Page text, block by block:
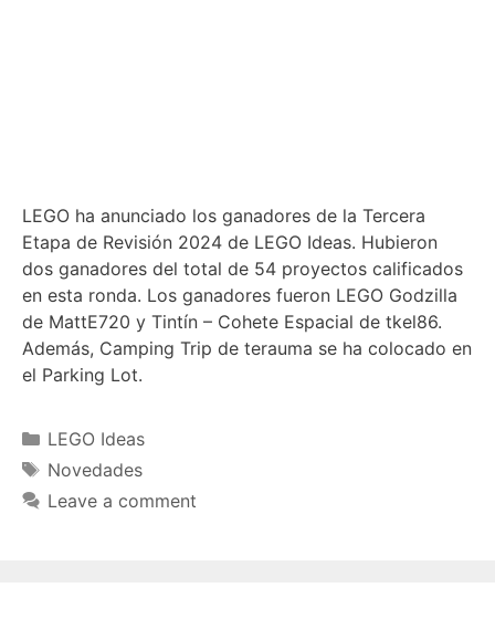
LEGO ha anunciado los ganadores de la Tercera
Etapa de Revisión 2024 de LEGO Ideas. Hubieron
dos ganadores del total de 54 proyectos calificados
en esta ronda. Los ganadores fueron LEGO Godzilla
de MattE720 y Tintín – Cohete Espacial de tkel86.
Además, Camping Trip de terauma se ha colocado en
el Parking Lot.
Categories
LEGO Ideas
Tags
Novedades
Leave a comment